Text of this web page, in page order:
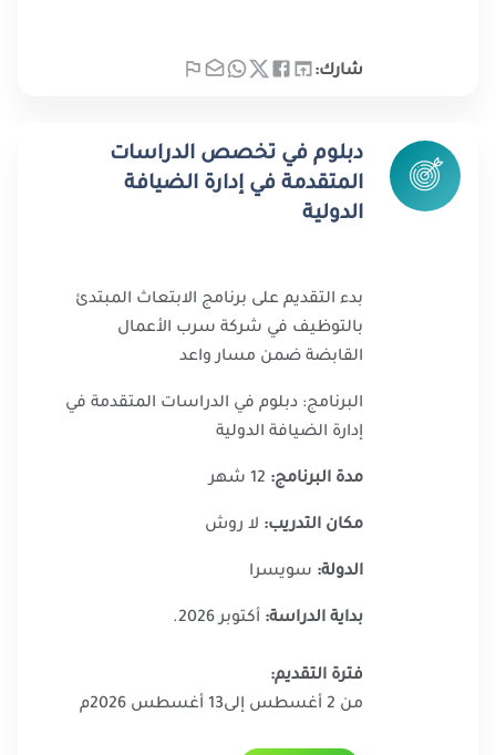
شارك:
دبلوم في تخصص الدراسات
المتقدمة في إدارة الضيافة
الدولية
بدء التقديم على برنامج الابتعاث المبتدئ
بالتوظيف في شركة سرب الأعمال
القابضة ضمن مسار واعد
البرنامج: دبلوم في الدراسات المتقدمة في
إدارة الضيافة الدولية
مدة البرنامج:
مكان التدريب: لا روش
الدولة: سويسرا
بداية الدراسة: أكتوبر 2026.
فترة التقديم:
من 2 أغسطس إلى13 أغسطس 2026م​